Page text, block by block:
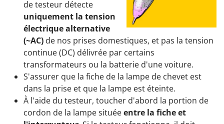
de testeur détecte
uniquement la tension
électrique alternative
(~AC) de nos prises domestiques, et pas la tension
continue (DC) délivrée par certains
transformateurs ou la batterie d'une voiture.
S'assurer que la fiche de la lampe de chevet est
dans la prise et que la lampe est éteinte.
À l'aide du testeur, toucher d'abord la portion de
cordon de la lampe situéeentre la fiche et